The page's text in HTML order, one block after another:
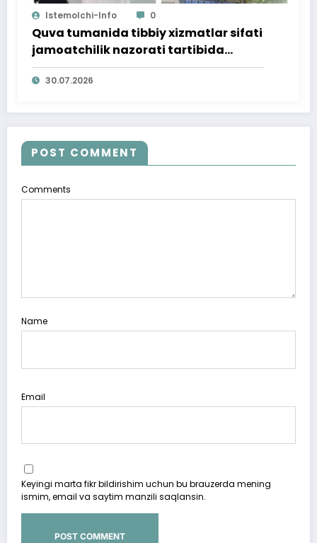
Istemolchi-Info 0
Quva tumanida tibbiy xizmatlar sifati
jamoatchilik nazorati tartibida
o‘rganildi
30.07.2026
POST COMMENT
Comments
Name
Email
Keyingi marta fikr bildirishim uchun bu brauzerda mening
ismim, email va saytim manzili saqlansin.